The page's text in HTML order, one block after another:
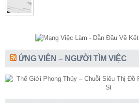
ỨNG VIÊN – NGƯỜI TÌM VIỆC